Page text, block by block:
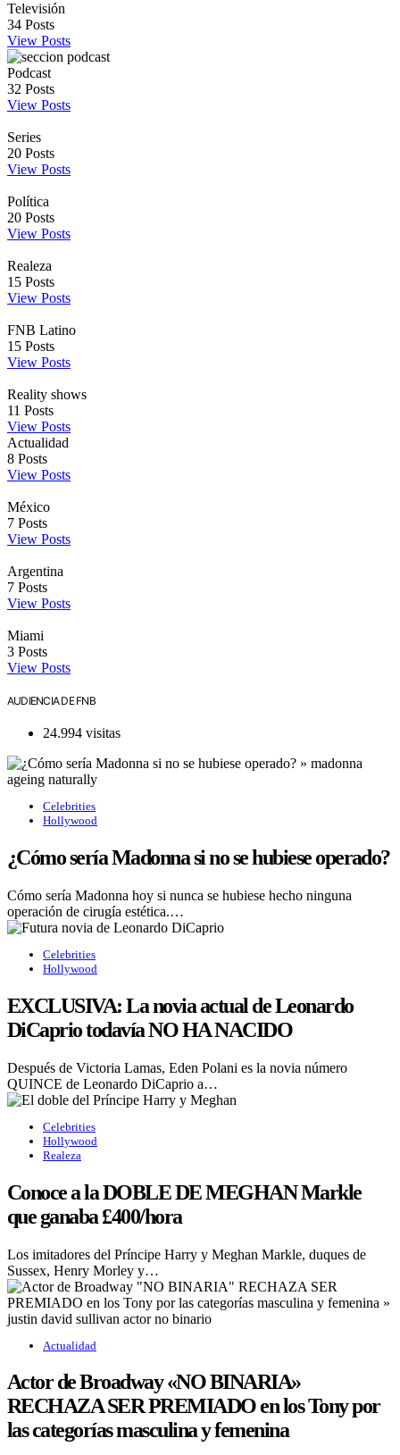
Televisión
34 Posts
View Posts
Podcast
32 Posts
View Posts
Series
20 Posts
View Posts
Política
20 Posts
View Posts
Realeza
15 Posts
View Posts
FNB Latino
15 Posts
View Posts
Reality shows
11 Posts
View Posts
Actualidad
8 Posts
View Posts
México
7 Posts
View Posts
Argentina
7 Posts
View Posts
Miami
3 Posts
View Posts
AUDIENCIA DE FNB
24.994 visitas
Celebrities
Hollywood
¿Cómo sería Madonna si no se hubiese operado?
Cómo sería Madonna hoy si nunca se hubiese hecho ninguna
operación de cirugía estética.…
Celebrities
Hollywood
EXCLUSIVA: La novia actual de Leonardo
DiCaprio todavía NO HA NACIDO
Después de Victoria Lamas, Eden Polani es la novia número
QUINCE de Leonardo DiCaprio a…
Celebrities
Hollywood
Realeza
Conoce a la DOBLE DE MEGHAN Markle
que ganaba £400/hora
Los imitadores del Príncipe Harry y Meghan Markle, duques de
Sussex, Henry Morley y…
Actualidad
Actor de Broadway «NO BINARIA»
RECHAZA SER PREMIADO en los Tony por
las categorías masculina y femenina